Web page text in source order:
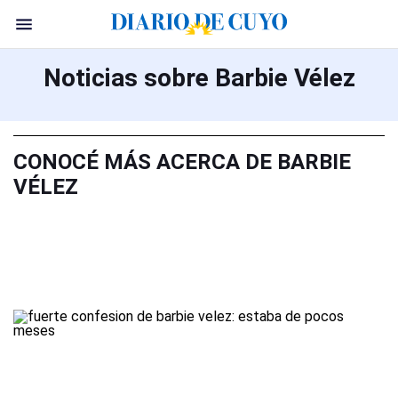
Noticias sobre Barbie Vélez
CONOCÉ MÁS ACERCA DE BARBIE
VÉLEZ